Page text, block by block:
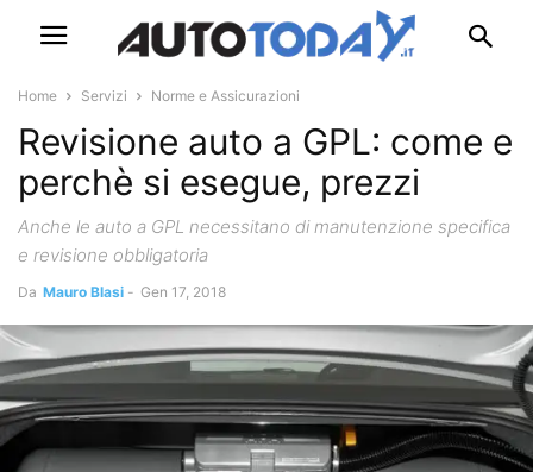
Home Servizi Norme e Assicurazioni
Revisione auto a GPL: come e
perchè si esegue, prezzi
Anche le auto a GPL necessitano di manutenzione specifica
e revisione obbligatoria
Da Mauro Blasi - Gen 17, 2018